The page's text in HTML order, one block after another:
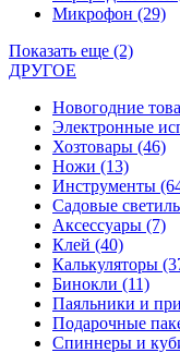
Микрофон (29)
Показать еще (2)
ДРУГОЕ
Новогодние
Электронные
Хозтовары (46)
Ножи (13)
Инструменты
Садовые
Аксессуары (7)
Клей (40)
Калькуляторы
Бинокли (11)
Паяльники и
Подарочные
Спиннеры и